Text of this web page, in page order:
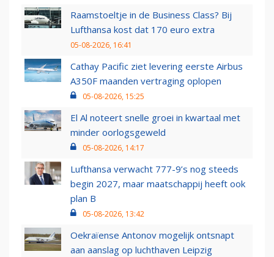
Raamstoeltje in de Business Class? Bij
Lufthansa kost dat 170 euro extra
05-08-2026, 16:41
Cathay Pacific ziet levering eerste Airbus
A350F maanden vertraging oplopen
05-08-2026, 15:25
El Al noteert snelle groei in kwartaal met
minder oorlogsgeweld
05-08-2026, 14:17
Lufthansa verwacht 777-9’s nog steeds
begin 2027, maar maatschappij heeft ook
plan B
05-08-2026, 13:42
Oekraïense Antonov mogelijk ontsnapt
aan aanslag op luchthaven Leipzig